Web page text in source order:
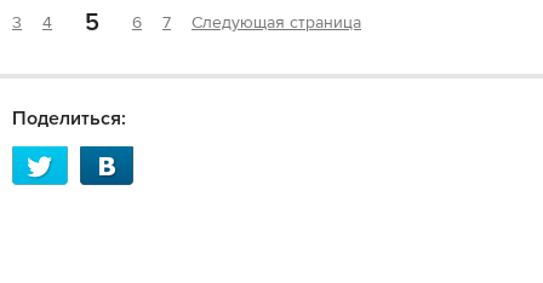
3 4 5 6 7 Следующая страница
Поделиться: